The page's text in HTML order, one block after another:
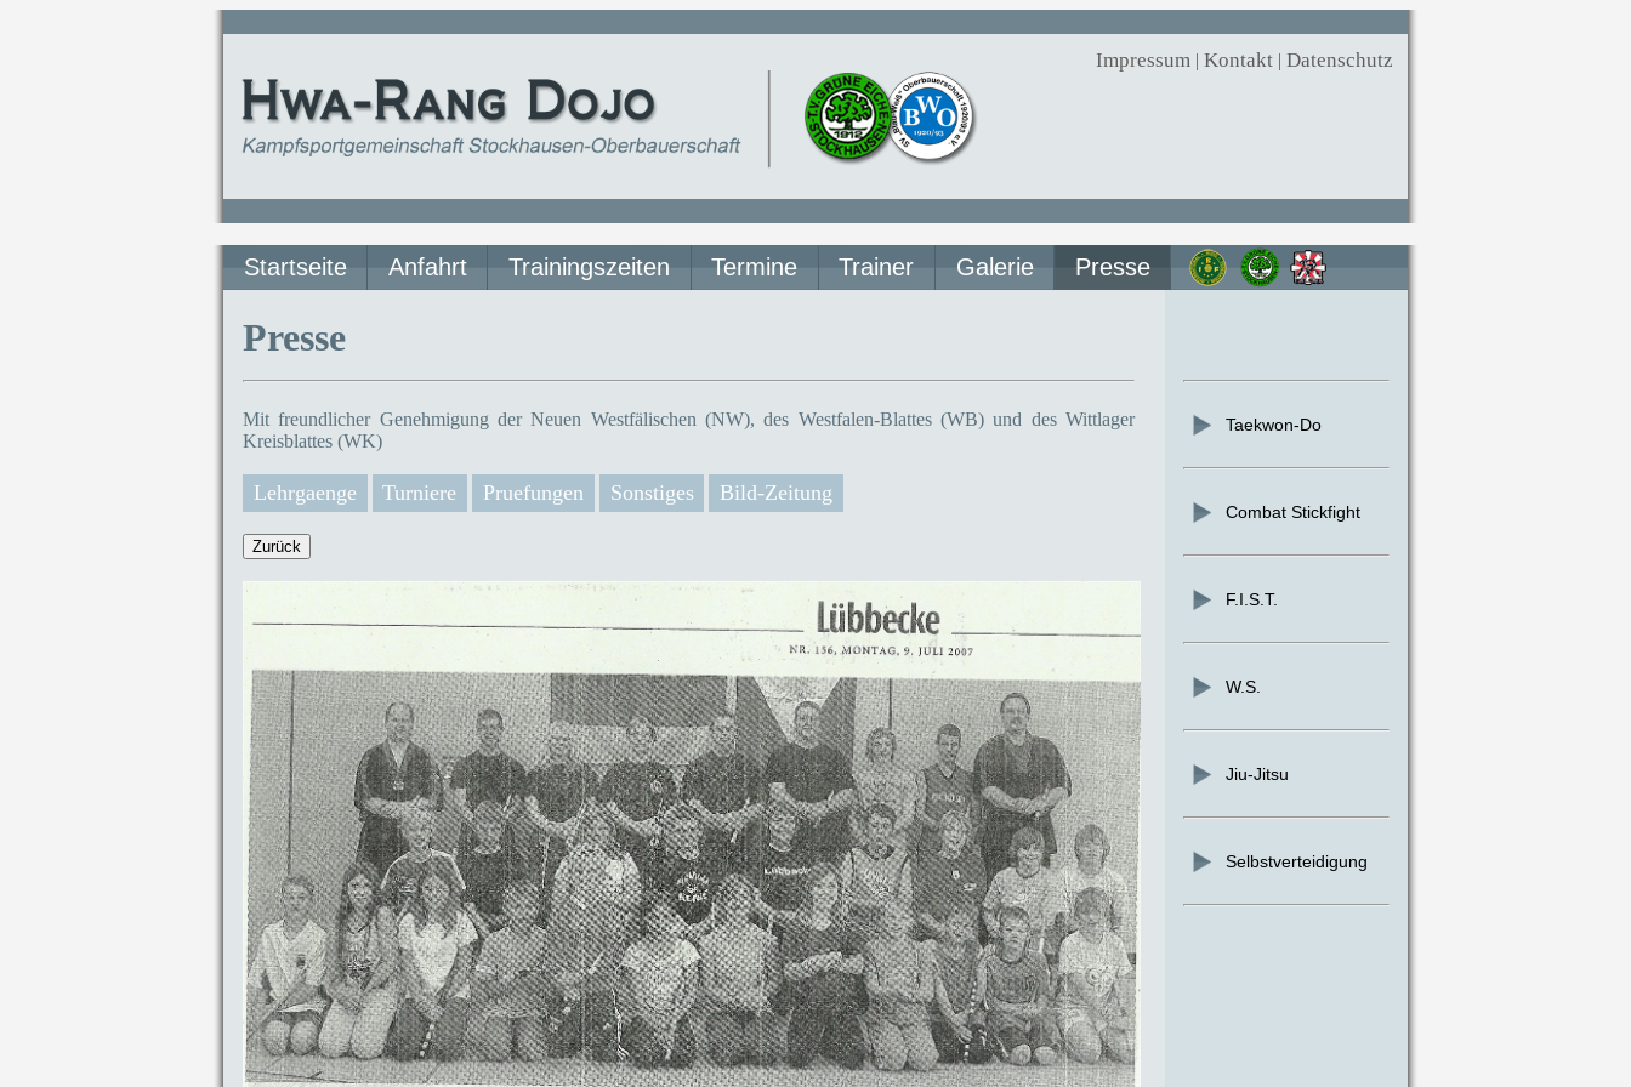
Impressum| Kontakt| Datenschutz
Startseite Anfahrt Trainingszeiten Termine Trainer Galerie Presse
Taekwon-Do
Combat Stickfight
F.I.S.T.
W.S.
Jiu-Jitsu
Selbstverteidigung
Presse
Mit freundlicher Genehmigung der Neuen Westfälischen (NW), des Westfalen-Blattes (WB) und des Wittlager
Kreisblattes (WK)
Lehrgaenge Turniere Pruefungen Sonstiges Bild-Zeitung